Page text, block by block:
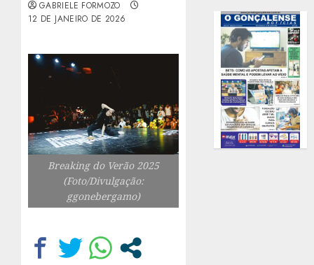
GABRIELE FORMOZO
12 DE JANEIRO DE 2026
Breaking do Verão 2025
(Foto/Divulgação:
ggonebergamo)